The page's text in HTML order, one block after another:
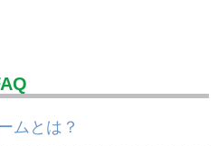
工事作業用品
ムとは？